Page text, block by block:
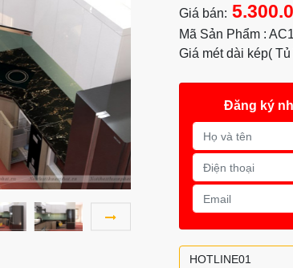
Giá bán:
Mã Sản Phẩm :
Giá mét dài kép(
Đăng ký
HOTLINE01